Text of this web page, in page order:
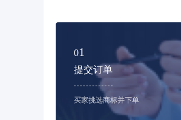
01
提交订单
买家挑选商标并下单